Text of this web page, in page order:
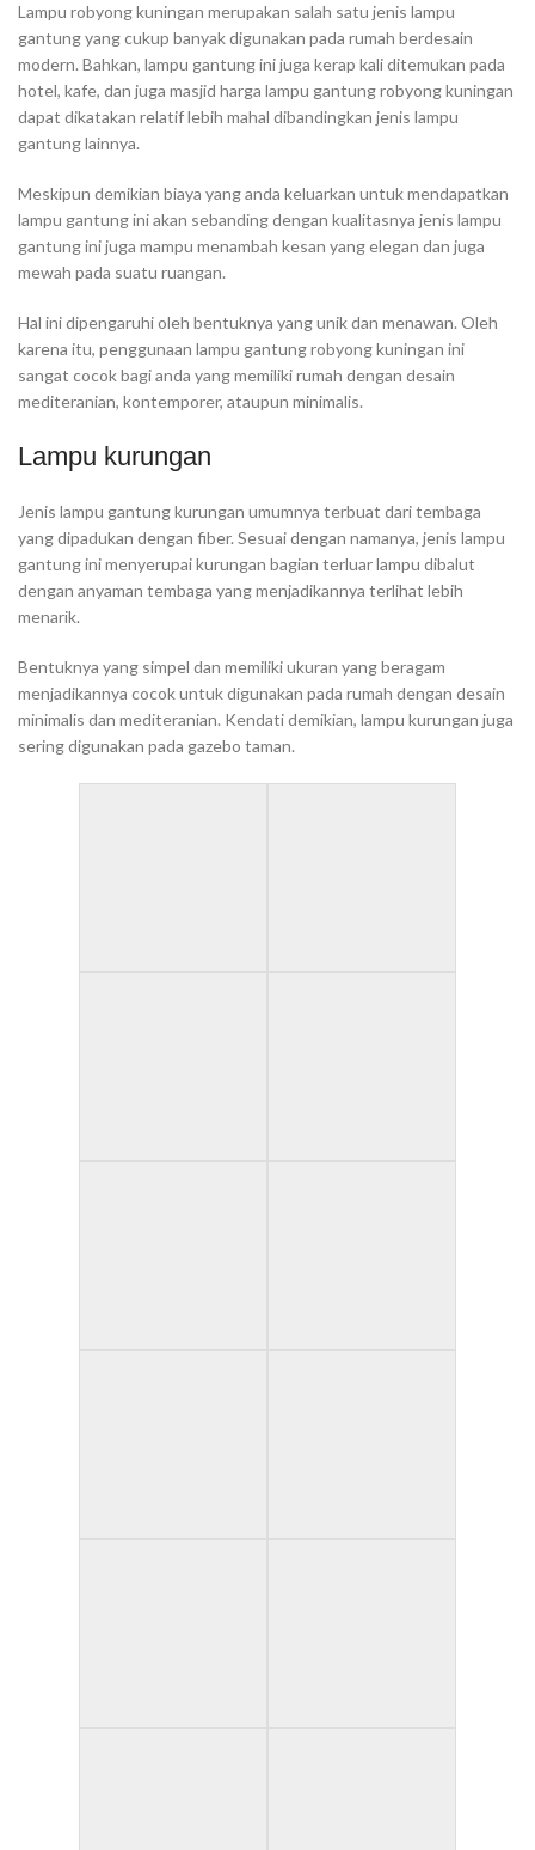
Lampu robyong kuningan merupakan salah satu jenis lampu
gantung yang cukup banyak digunakan pada rumah berdesain
modern. Bahkan, lampu gantung ini juga kerap kali ditemukan pada
hotel, kafe, dan juga masjid harga lampu gantung robyong kuningan
dapat dikatakan relatif lebih mahal dibandingkan jenis lampu
gantung lainnya.
Meskipun demikian biaya yang anda keluarkan untuk mendapatkan
lampu gantung ini akan sebanding dengan kualitasnya jenis lampu
gantung ini juga mampu menambah kesan yang elegan dan juga
mewah pada suatu ruangan.
Hal ini dipengaruhi oleh bentuknya yang unik dan menawan. Oleh
karena itu, penggunaan lampu gantung robyong kuningan ini
sangat cocok bagi anda yang memiliki rumah dengan desain
mediteranian, kontemporer, ataupun minimalis.
Lampu kurungan
Jenis lampu gantung kurungan umumnya terbuat dari tembaga
yang dipadukan dengan fiber. Sesuai dengan namanya, jenis lampu
gantung ini menyerupai kurungan bagian terluar lampu dibalut
dengan anyaman tembaga yang menjadikannya terlihat lebih
menarik.
Bentuknya yang simpel dan memiliki ukuran yang beragam
menjadikannya cocok untuk digunakan pada rumah dengan desain
minimalis dan mediteranian. Kendati demikian, lampu kurungan juga
sering digunakan pada gazebo taman.